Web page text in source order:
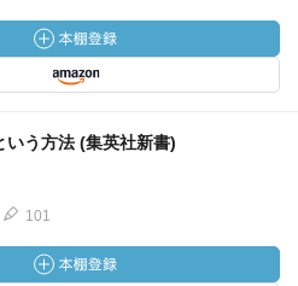
いう方法 (集英社新書)
101